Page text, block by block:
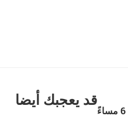
قد يعجبك أيضا